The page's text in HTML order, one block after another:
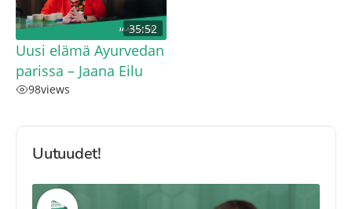
35:52
Uusi elämä Ayurvedan
parissa – Jaana Eilu
98views
Uutuudet!